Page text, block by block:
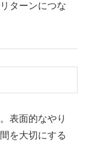
ターンにつな
表面的なやり
を大切にする